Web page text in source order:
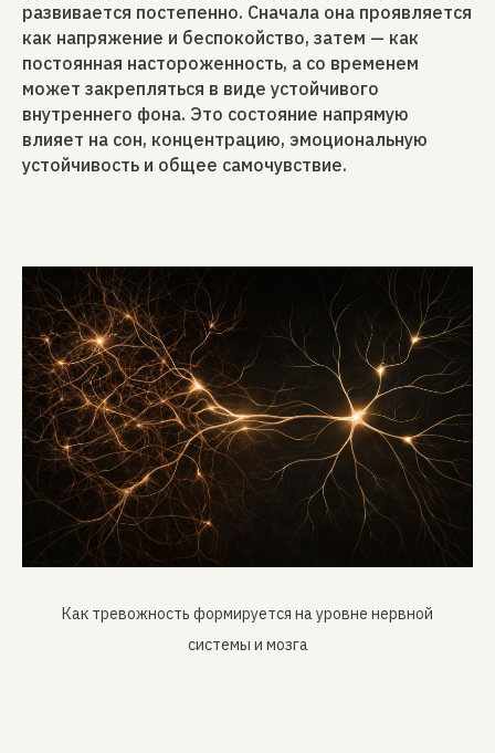
развивается постепенно. Сначала она проявляется
как напряжение и беспокойство, затем — как
постоянная настороженность, а со временем
может закрепляться в виде устойчивого
внутреннего фона. Это состояние напрямую
влияет на сон, концентрацию, эмоциональную
устойчивость и общее самочувствие.
Как тревожность формируется на уровне нервной
системы и мозга